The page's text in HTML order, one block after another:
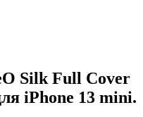
Silk Full Cover
iPhone 13 mini.